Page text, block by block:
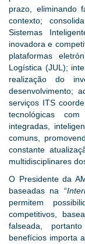
prazo, eliminando
contexto;
Sistemas
inovadora e
plataformas
Logística (JUL);
realização do
desenvolvimento;
serviços ITS
tecnológicas
integradas,
comuns,
constante
multidisciplinares
O Presidente da
baseadas na “
permitem
competitivos,
falseada,
benefícios importa